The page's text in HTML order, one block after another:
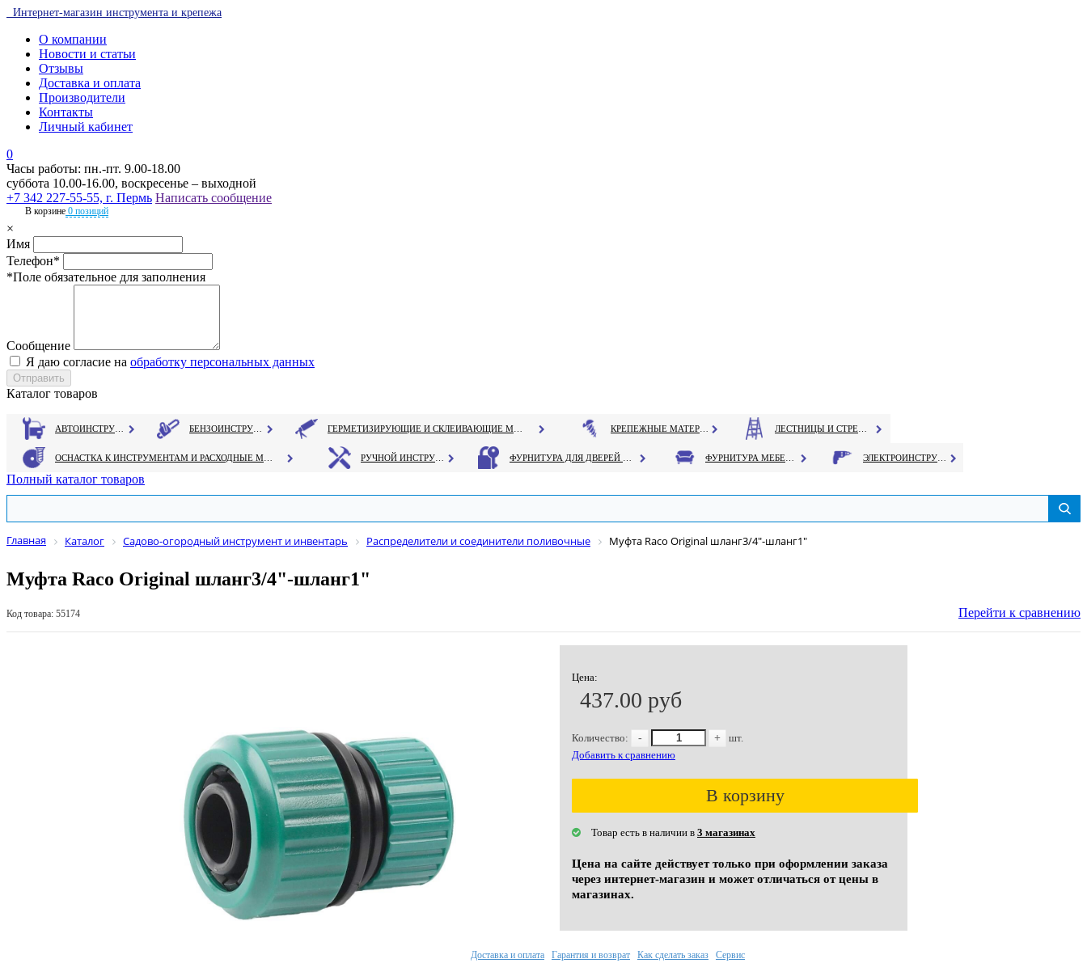
Интернет-магазин инструмента и крепежа
О компании
Новости и статьи
Отзывы
Доставка и оплата
Производители
Контакты
Личный кабинет
0
Часы работы: пн.-пт. 9.00-18.00
суббота 10.00-16.00, воскресенье – выходной
+7 342 227-55-55, г. Пермь Написать сообщение
В корзине 0 позиций
×
Имя
Телефон*
*Поле обязательное для заполнения
Сообщение
Я даю согласие на обработку персональных данных
Каталог товаров
Полный каталог товаров
Главная Каталог Садово-огородный инструмент и инвентарь Распределители и соединители поливочные Муфта Raco Original шланг3/4"-шланг1"
Муфта Raco Original шланг3/4"-шланг1"
Код товара: 55174 Перейти к сравнению
Цена:
437.00 руб
Количество: - +
шт.
Добавить к сравнению
В корзину
Товар есть в наличии в 3 магазинах
Цена на сайте действует только при оформлении заказа
через интернет-магазин и может отличаться от цены в
магазинах.
Доставка и оплата Гарантия и возврат Как сделать заказ Сервис